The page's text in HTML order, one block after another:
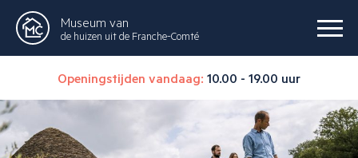
Museum van
de huizen uit de Franche-Comté
Openingstijden vandaag: 10.00 - 19.00 uur